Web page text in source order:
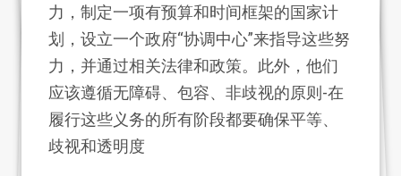
力，制定一项有预算和时间框架的国家计
划，设立一个政府“协调中心”来指导这些努
力，并通过相关法律和政策。此外，他们
应该遵循无障碍、包容、非歧视的原则-在
履行这些义务的所有阶段都要确保平等、
歧视和透明度